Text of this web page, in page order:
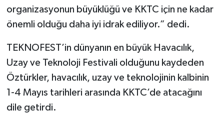
organizasyonun büyüklüğü ve KKTC için ne kadar
önemli olduğu daha iyi idrak ediliyor.” dedi.
TEKNOFEST’in dünyanın en büyük Havacılık,
Uzay ve Teknoloji Festivali olduğunu kaydeden
Öztürkler, havacılık, uzay ve teknolojinin kalbinin
1-4 Mayıs tarihleri arasında KKTC’de atacağını
dile getirdi.